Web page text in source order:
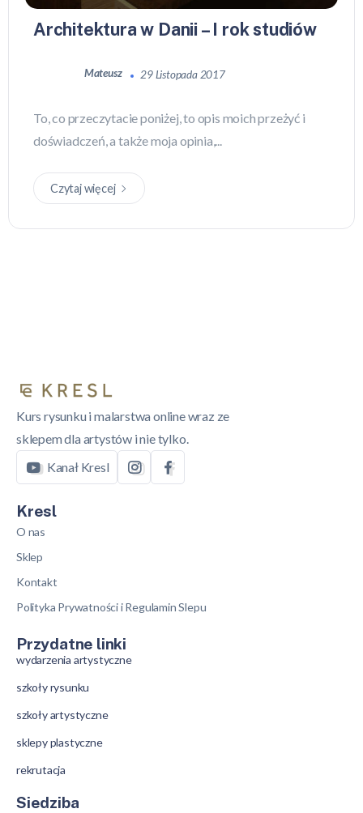
Architektura w Danii – I rok studiów
Mateusz 29 Listopada 2017
To, co przeczytacie poniżej, to opis moich przeżyć i
doświadczeń, a także moja opinia,...
Czytaj więcej
Kurs rysunku i malarstwa online wraz ze
sklepem dla artystów i nie tylko.
Kanał Kresl
Kresl
O nas
Sklep
Kontakt
Polityka Prywatności i Regulamin Slepu
Przydatne linki
wydarzenia artystyczne
szkoły rysunku
szkoły artystyczne
sklepy plastyczne
rekrutacja
Siedziba